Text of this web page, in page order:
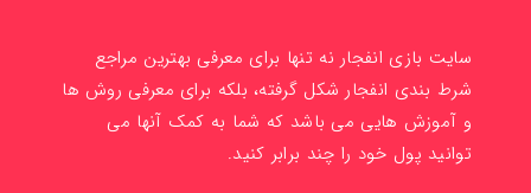
سایت بازی انفجار نه تنها برای معرفی بهترین مراجع
شرط بندی انفجار شکل گرفته، بلکه برای معرفی روش ها
و آموزش هایی می باشد که شما به کمک آنها می
توانید پول خود را چند برابر کنید.